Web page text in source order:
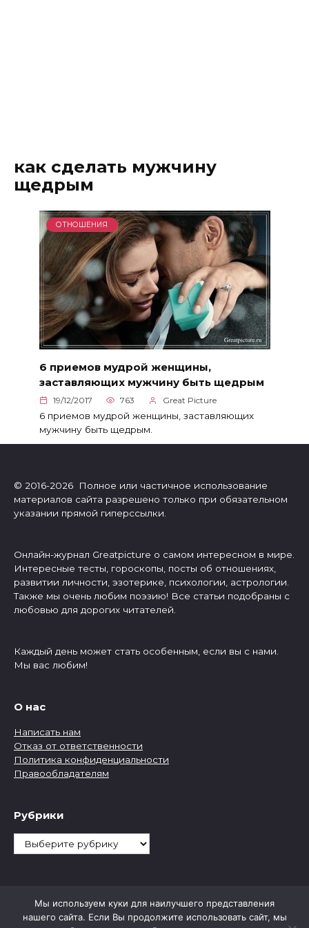
как сделать мужчину
щедрым
ОТНОШЕНИЯ
6 приемов мудрой женщины,
заставляющих мужчину быть щедрым
19/12/2017 763 Great Picture
6 приемов мудрой женщины, заставляющих
мужчину быть щедрым.
© 2016-2026 Полное или частичное использование
материалов сайта разрешено только при обязательном
указании прямой гиперссылки.
Онлайн-журнал Greatpicture о самом интересном в мире.
Интересные тесты, гороскопы, посты об отношениях,
развитии личности, эзотерике, психологии, астрологии.
Также мы очень любим поэзию! Все статьи подобраны с
любовью для дорогих читателей.
Каждый день может стать особенным, если вы с нами.
Мы вас любим!
О нас
Написать нам
Отказ от ответственности
Политика конфиденциальности
Правообладателям
Рубрики
Рубрики
Мы используем куки для наилучшего представления
нашего сайта. Если Вы продолжите использовать сайт, мы